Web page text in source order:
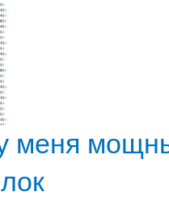
меня